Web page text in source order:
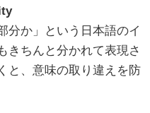
分か」という日本語のイ
きちんと分かれて表現さ
と、意味の取り違えを防